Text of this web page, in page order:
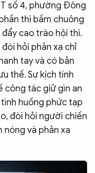
số 4, phường Đông
thi bấm chuông
cao trào hội thi.
hỏi phản xạ chỉ
tay và có bản
thế. Sự kịch tính
công tác giữ gìn an
huống phức tạp
đòi hỏi người chiến
nóng và phản xạ